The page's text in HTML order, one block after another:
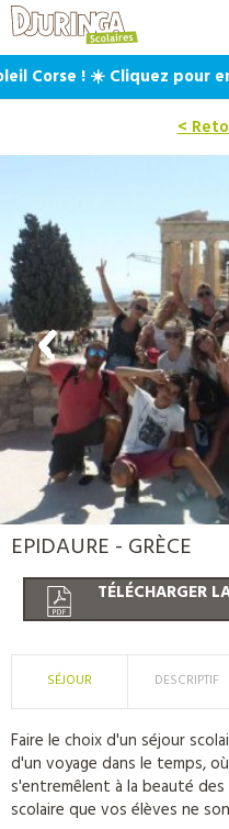
! ☀️ Cliquez pour en
<
PROMO
EPIDAURE - GRÈCE
TÉLÉCHARGER
SÉJOUR DESCRIPTIF
Faire le choix d'un séjour
d'un voyage dans le temps,
s'entremêlent à la beauté des
scolaire que vos élèves ne